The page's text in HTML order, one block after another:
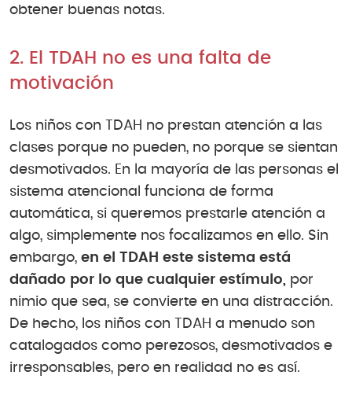
obtener buenas notas.
2. El TDAH no es una falta de
motivación
Los niños con TDAH no prestan atención a las
clases porque no pueden, no porque se sientan
desmotivados. En la mayoría de las personas el
sistema atencional funciona de forma
automática, si queremos prestarle atención a
algo, simplemente nos focalizamos en ello. Sin
embargo, en el TDAH este sistema está
dañado por lo que cualquier estímulo, por
nimio que sea, se convierte en una distracción.
De hecho, los niños con TDAH a menudo son
catalogados como perezosos, desmotivados e
irresponsables, pero en realidad no es así.